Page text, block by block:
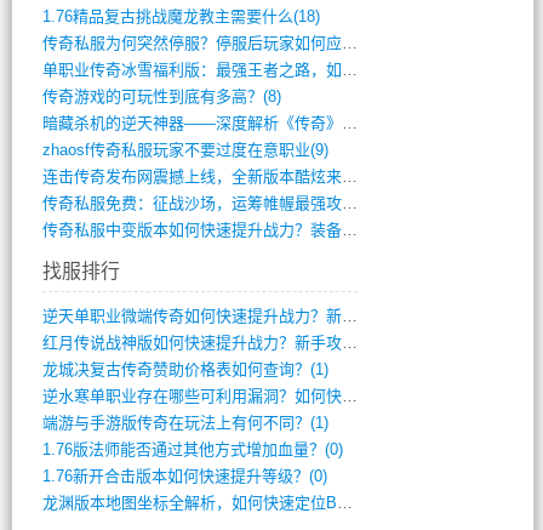
1.76精品复古挑战魔龙教主需要什么(18)
传奇私服为何突然停服？停服后玩家如何应对(744)
单职业传奇冰雪福利版：最强王者之路，如何(659)
传奇游戏的可玩性到底有多高？(8)
暗藏杀机的逆天神器——深度解析《传奇》祈(374)
zhaosf传奇私服玩家不要过度在意职业(9)
连击传奇发布网震撼上线，全新版本酷炫来袭(12)
传奇私服免费：征战沙场，运筹帷幄最强攻城(516)
传奇私服中变版本如何快速提升战力？装备强(1012)
找服排行
逆天单职业微端传奇如何快速提升战力？新手(2)
红月传说战神版如何快速提升战力？新手攻略(2)
龙城决复古传奇赞助价格表如何查询？(1)
逆水寒单职业存在哪些可利用漏洞？如何快速(1)
端游与手游版传奇在玩法上有何不同？(1)
1.76版法师能否通过其他方式增加血量？(0)
1.76新开合击版本如何快速提升等级？(0)
龙渊版本地图坐标全解析，如何快速定位BO(0)